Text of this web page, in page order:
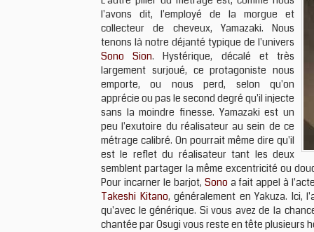
l'avons dit, l'employé de la morgue et
collecteur de cheveux, Yamazaki. Nous
tenons là notre déjanté typique de l'univers
Sono Sion. Hystérique, décalé et très
largement surjoué, ce protagoniste nous
emporte, ou nous perd, selon qu'on
apprécie ou pas le second degré qu'il injecte
sans la moindre finesse. Yamazaki est un
peu l'exutoire du réalisateur au sein de ce
métrage calibré. On pourrait même dire qu'il
est le reflet du réalisateur tant les deux
semblent partager la même excentricité ou
Pour incarner le barjot, Sono a fait appel à
Takeshi Kitano, généralement en Yakuza. Ici,
qu'avec le générique. Si vous avez de la
chantée par Osugi vous reste en tête plusieurs